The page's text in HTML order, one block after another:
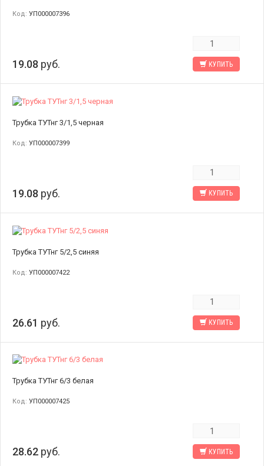
Код: УП000007396
19.08 руб. КУПИТЬ
Трубка ТУТнг 3/1,5 черная
Код: УП000007399
19.08 руб. КУПИТЬ
Трубка ТУТнг 5/2,5 синяя
Код: УП000007422
26.61 руб. КУПИТЬ
Трубка ТУТнг 6/3 белая
Код: УП000007425
28.62 руб. КУПИТЬ